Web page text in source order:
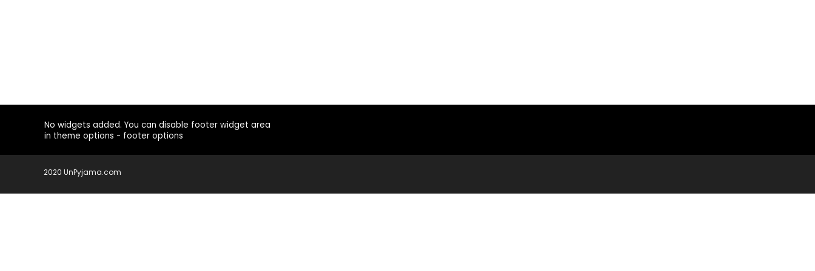
No widgets added. You can disable footer widget area
in theme options - footer options
2020 UnPyjama.com